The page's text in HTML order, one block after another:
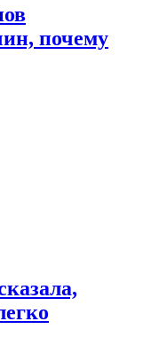
почему